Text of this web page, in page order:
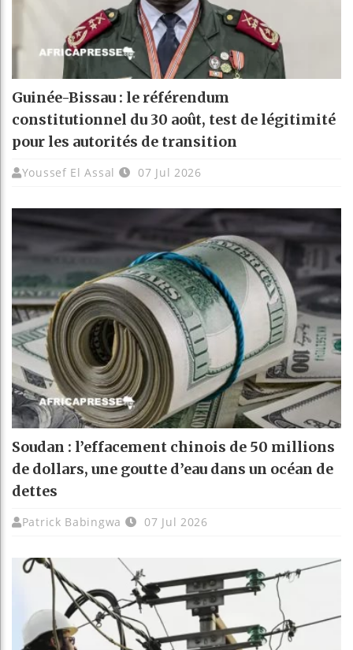
Guinée-Bissau : le référendum
constitutionnel du 30 août, test de légitimité
pour les autorités de transition
Youssef El Assal 07 Jul 2026
Soudan : l’effacement chinois de 50 millions
de dollars, une goutte d’eau dans un océan de
dettes
Patrick Babingwa 07 Jul 2026